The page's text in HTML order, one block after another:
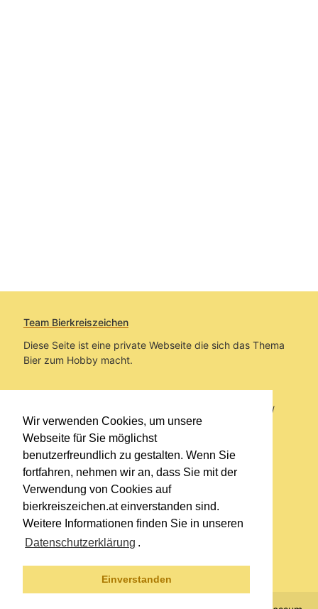
Wir verwenden Cookies, um unsere
Webseite für Sie möglichst
benutzerfreundlich zu gestalten. Wenn Sie
fortfahren, nehmen wir an, dass Sie mit der
Verwendung von Cookies auf
bierkreiszeichen.at einverstanden sind.
Weitere Informationen finden Sie in unseren
Datenschutzerklärung .
Einverstanden
Team Bierkreiszeichen
Diese Seite ist eine private Webseite die sich das Thema
Bier zum Hobby macht.
Sie befinden sich auf https://www.bierkreiszeichen.at/
im Pfad:Bierkreiszeichen/Gesammelte Biere
Erstellt: 2026-08-09
Links
Impressum
Datenschutzerklärung